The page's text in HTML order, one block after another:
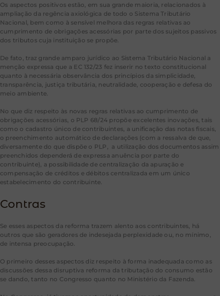
Os aspectos positivos estão, em sua grande maioria, relacionados à
ampliação da regência axiológica de todo o Sistema Tributário
Nacional, bem como à sensível melhora das regras relativas ao
cumprimento de obrigações acessórias por parte dos sujeitos passivos
dos tributos cuja instituição se propõe.
De fato, traz grande amparo jurídico ao Sistema Tributário Nacional a
menção expressa que a EC 132/23 fez inserir no texto constitucional
quanto à necessária observância dos princípios da simplicidade,
transparência, justiça tributária, neutralidade, cooperação e defesa do
meio ambiente.
No que diz respeito às novas regras relativas ao cumprimento de
obrigações acessórias, o PLP 68/24 propõe excelentes inovações, tais
como o cadastro único de contribuintes, a unificação das notas fiscais,
o preenchimento automático de declarações (com a ressalva de que,
diversamente do que dispõe o PLP, a utilização dos documentos assim
preenchidos dependerá de expressa anuência por parte do
contribuinte), a possibilidade de centralização da apuração e
compensação de créditos e débitos centralizada em um único
estabelecimento do contribuinte.
Contras
Se esses aspectos da reforma trazem alento aos contribuintes, há
outros que são geradores de indesejada perplexidade ou, no mínimo,
de intensa preocupação.
O primeiro desses aspectos diz respeito à forma inadequada como as
discussões dessa disruptiva reforma da tributação do consumo estão
se dando, tanto no Congresso quanto no Ministério da Fazenda.